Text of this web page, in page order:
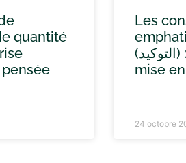
quantité
Les
(التوكيد) : insistance et
mise
24 octobre